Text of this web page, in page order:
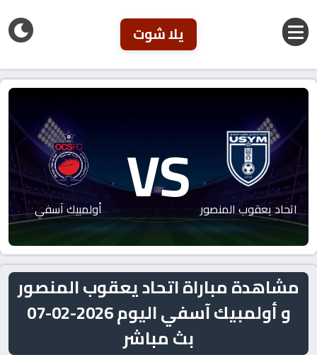
يلا شوت
اتحاد يعقوب المنصور VS أولمبيك آسفي
مشاهدة مباراة اتحاد يعقوب المنصور
و أولمبيك آسفي اليوم 2026-02-07
بث مباشر